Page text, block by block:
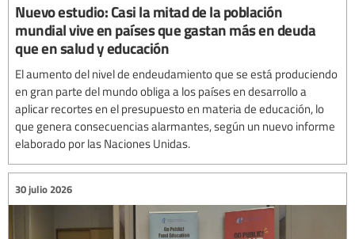
Nuevo estudio: Casi la mitad de la población
mundial vive en países que gastan más en deuda
que en salud y educación
El aumento del nivel de endeudamiento que se está produciendo
en gran parte del mundo obliga a los países en desarrollo a
aplicar recortes en el presupuesto en materia de educación, lo
que genera consecuencias alarmantes, según un nuevo informe
elaborado por las Naciones Unidas.
30 julio 2026